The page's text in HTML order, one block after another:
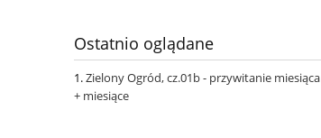
Ostatnio oglądane
Zielony Ogród, cz.01b - przywitanie miesiąca
+ miesiące